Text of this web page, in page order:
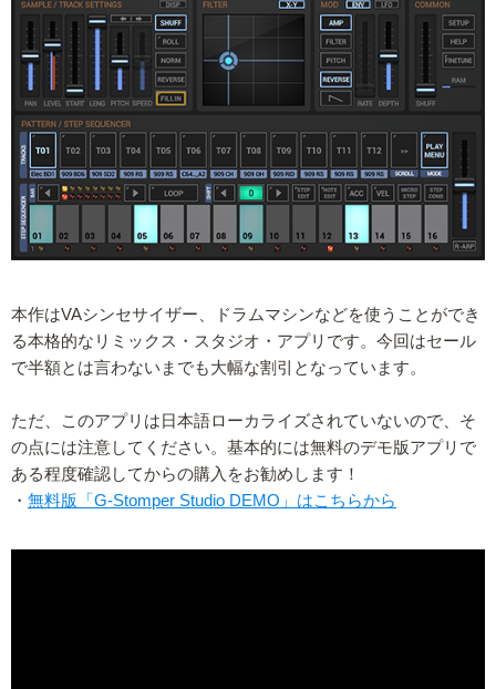
本作はVAシンセサイザー、ドラムマシンなどを使うことができ
る本格的なリミックス・スタジオ・アプリです。今回はセール
で半額とは言わないまでも大幅な割引となっています。
ただ、このアプリは日本語ローカライズされていないので、そ
の点には注意してください。基本的には無料のデモ版アプリで
ある程度確認してからの購入をお勧めします！
・ 無料版「G-Stomper Studio DEMO」はこちらから